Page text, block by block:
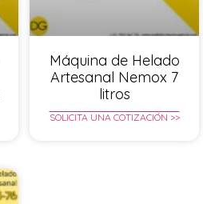
Máquina de Helado
Artesanal Nemox 7
litros
SOLICITA UNA COTIZACIÓN >>